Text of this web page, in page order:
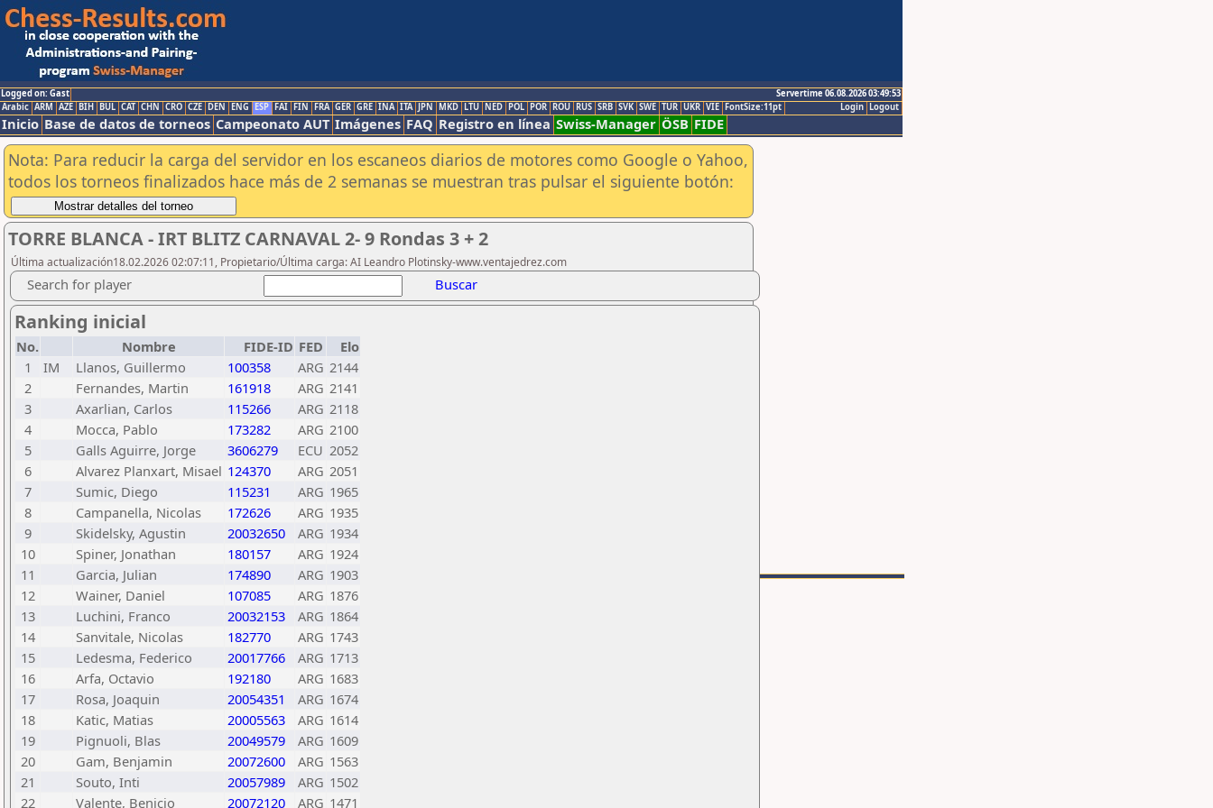
Logged on: Gast
Servertime 06.08.2026 03:49:53
Logout
Login
Arabic ARM AZE BIH BUL CAT CHN CRO CZE DEN ENG ESP FAI FIN FRA GER GRE INA ITA JPN MKD LTU NED POL POR ROU RUS SRB SVK SWE TUR UKR VIE FontSize:11pt
Inicio Base de datos de torneos Campeonato AUT Imágenes FAQ Registro en línea Swiss-Manager ÖSB FIDE
Nota: Para reducir la carga del servidor en los escaneos diarios de motores como Google o Yahoo,
todos los torneos finalizados hace más de 2 semanas se muestran tras pulsar el siguiente botón:
TORRE BLANCA - IRT BLITZ CARNAVAL 2- 9 Rondas 3 + 2
Última actualización18.02.2026 02:07:11, Propietario/Última carga: AI Leandro Plotinsky-www.ventajedrez.com
Search for player Buscar
Ranking inicial
No. Nombre FIDE-ID FED
Elo
1
IM Llanos, Guillermo 100358 ARG 2144
2
Fernandes, Martin 161918 ARG 2141
3
Axarlian, Carlos 115266 ARG 2118
4
Mocca, Pablo 173282 ARG 2100
5
Galls Aguirre, Jorge 3606279 ECU 2052
6
Alvarez Planxart, Misael 124370 ARG 2051
7
Sumic, Diego 115231 ARG 1965
8
Campanella, Nicolas 172626 ARG 1935
9
Skidelsky, Agustin 20032650 ARG 1934
10
Spiner, Jonathan 180157 ARG 1924
11
Garcia, Julian 174890 ARG 1903
12
Wainer, Daniel 107085 ARG 1876
13
Luchini, Franco 20032153 ARG 1864
14
Sanvitale, Nicolas 182770 ARG 1743
15
Ledesma, Federico 20017766 ARG 1713
16
Arfa, Octavio 192180 ARG 1683
17
Rosa, Joaquin 20054351 ARG 1674
18
Katic, Matias 20005563 ARG 1614
19
Pignuoli, Blas 20049579 ARG 1609
20
Gam, Benjamin 20072600 ARG 1563
21
Souto, Inti 20057989 ARG 1502
22
Valente, Benicio 20072120 ARG 1471